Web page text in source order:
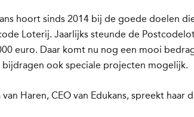
hoort sinds 2014 bij de goede doelen
Loterij. Jaarlijks steunde de
euro. Daar komt nu nog een mooi
bijdragen ook speciale projecten mogelijk.
van Haren, CEO van Edukans, spreekt haar